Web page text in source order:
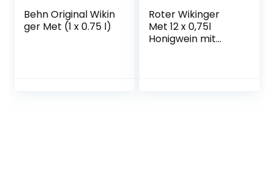
Behn Original Wikin
ger Met (1 x 0.75 l)
Roter Wikinger
Met 12 x 0,75l
Honigwein mit